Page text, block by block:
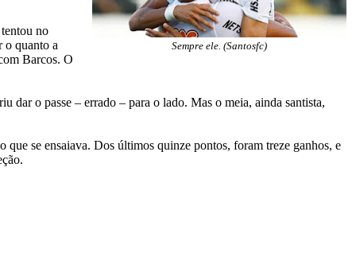
Sempre ele. (Santosfc)
no
o quanto a
Barcos. O
dar o passe – errado – para o lado. Mas o meia, ainda santista,
se ensaiava. Dos últimos quinze pontos, foram treze ganhos, e